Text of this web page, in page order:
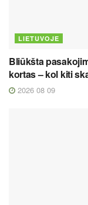
LIETUVOJE
Bliūkšta
kortas – kol kiti
2026 08 09